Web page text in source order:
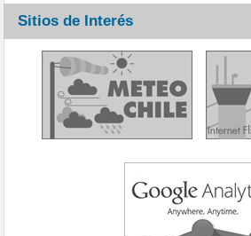
Sitios de Interés